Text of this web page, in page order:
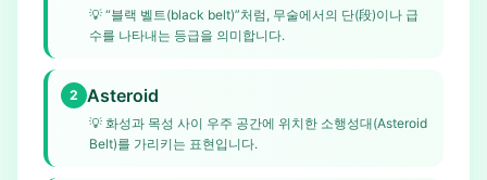
💡 “블랙 벨트(black belt)”처럼, 무술에서의 단(段)이나 급
수를 나타내는 등급을 의미합니다.
2 Asteroid
💡 화성과 목성 사이 우주 공간에 위치한 소행성대(Asteroid
Belt)를 가리키는 표현입니다.